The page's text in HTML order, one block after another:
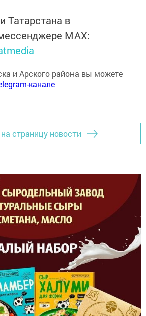
Татарстана в
MАХ:
и Арского района вы можете
канале
страницу новости